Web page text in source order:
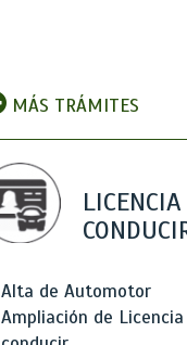
MÁS TRÁMITES
Alta de Automotor
Ampliación de